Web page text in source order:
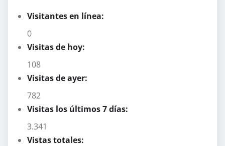
Visitantes en línea:
0
Visitas de hoy:
108
Visitas de ayer:
782
Visitas los últimos 7 días:
3.341
Vistas totales: